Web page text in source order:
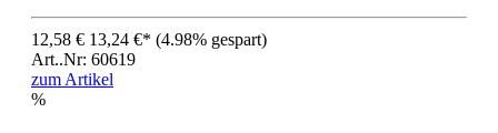
12,58 € 13,24 €* (4.98% gespart)
Art..Nr: 60619
zum Artikel
%